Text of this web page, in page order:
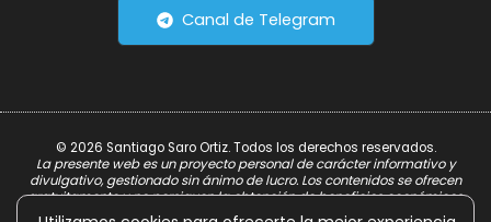
Canal de Telegram
© 2026 Santiago Saro Ortiz. Todos los derechos reservados.
La presente web es un proyecto personal de carácter informativo y
divulgativo, gestionado sin ánimo de lucro. Los contenidos se ofrecen
gratuitamente y no persiguen la obtención de beneficios económicos.